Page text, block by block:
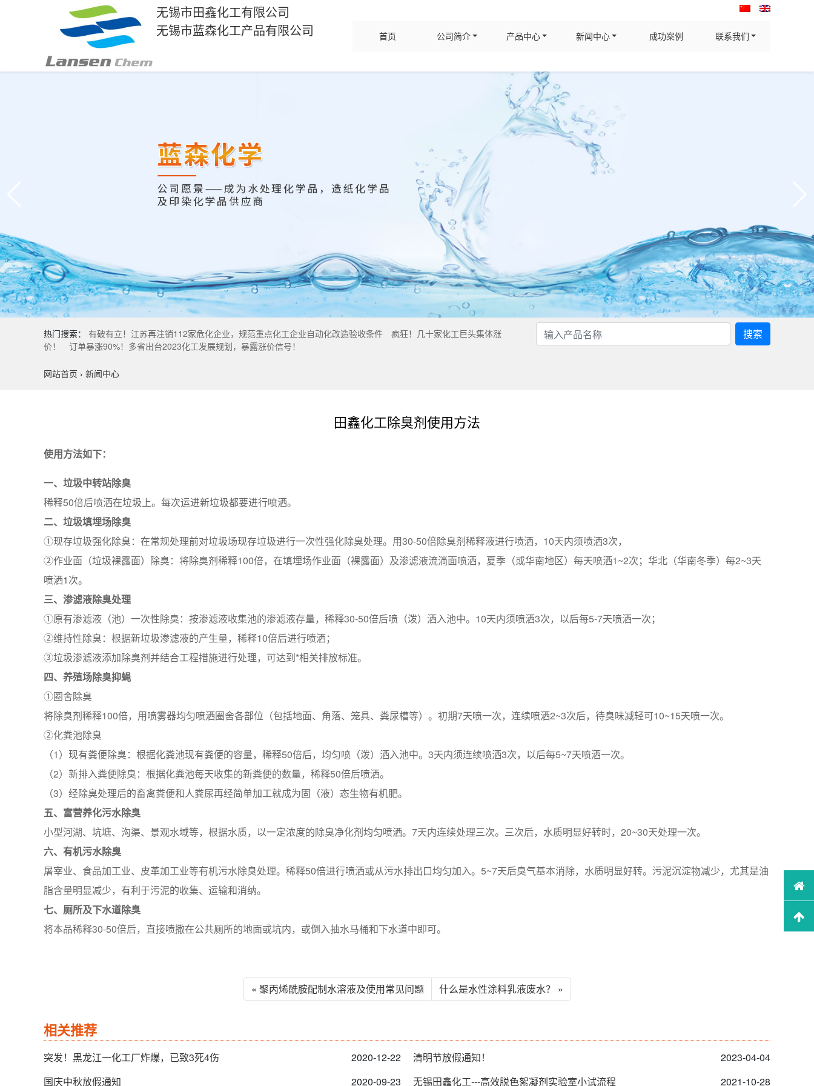
无锡市田鑫化工有限公司
无锡市蓝森化工产品有限公司
首页 公司简介 产品中心 新闻中心 成功案例 联系我们
热门搜索： 有破有立！江苏再注销112家危化企业，规范重点化工企业自动化改造验收条件
疯狂！几十家化工巨头集体涨
价！
订单暴涨90%！多省出台2023化工发展规划，暴露涨价信号！
搜索
网站首页 › 新闻中心
田鑫化工除臭剂使用方法
使用方法如下：
一、垃圾中转站除臭
稀释50倍后喷洒在垃圾上。每次运进新垃圾都要进行喷洒。
二、垃圾填埋场除臭
①现存垃圾强化除臭：在常规处理前对垃圾场现存垃圾进行一次性强化除臭处理。用30-50倍除臭剂稀释液进行喷洒，10天内须喷洒3次，
②作业面（垃圾裸露面）除臭：将除臭剂稀释100倍，在填埋场作业面（裸露面）及渗滤液流淌面喷洒，夏季（或华南地区）每天喷洒1~2次；华北（华南冬季）每2~3天
喷洒1次。
三、渗滤液除臭处理
①原有渗滤液（池）一次性除臭：按渗滤液收集池的渗滤液存量，稀释30-50倍后喷（泼）洒入池中。10天内须喷洒3次，以后每5-7天喷洒一次；
②维持性除臭：根据新垃圾渗滤液的产生量，稀释10倍后进行喷洒；
③垃圾渗滤液添加除臭剂并结合工程措施进行处理，可达到*相关排放标准。
四、养殖场除臭抑蝇
①圈舍除臭
将除臭剂稀释100倍，用喷雾器均匀喷洒圈舍各部位（包括地面、角落、笼具、粪尿槽等）。初期7天喷一次，连续喷洒2~3次后，待臭味减轻可10~15天喷一次。
②化粪池除臭
（1）现有粪便除臭：根据化粪池现有粪便的容量，稀释50倍后，均匀喷（泼）洒入池中。3天内须连续喷洒3次，以后每5~7天喷洒一次。
（2）新排入粪便除臭：根据化粪池每天收集的新粪便的数量，稀释50倍后喷洒。
（3）经除臭处理后的畜禽粪便和人粪尿再经简单加工就成为固（液）态生物有机肥。
五、富营养化污水除臭
小型河湖、坑塘、沟渠、景观水域等，根据水质，以一定浓度的除臭净化剂均匀喷洒。7天内连续处理三次。三次后，水质明显好转时，20~30天处理一次。
六、有机污水除臭
屠宰业、食品加工业、皮革加工业等有机污水除臭处理。稀释50倍进行喷洒或从污水排出口均匀加入。5~7天后臭气基本消除，水质明显好转。污泥沉淀物减少，尤其是油
脂含量明显减少，有利于污泥的收集、运输和消纳。
七、厕所及下水道除臭
将本品稀释30-50倍后，直接喷撒在公共厕所的地面或坑内，或倒入抽水马桶和下水道中即可。
« 聚丙烯酰胺配制水溶液及使用常见问题 什么是水性涂料乳液废水？ »
相关推荐
突发！黑龙江一化工厂炸爆，已致3死4伤 2020-12-22 清明节放假通知！
2023-04-04
国庆中秋放假通知
2020-09-23 无锡田鑫化工---高效脱色絮凝剂实验室小试流程 2021-10-28